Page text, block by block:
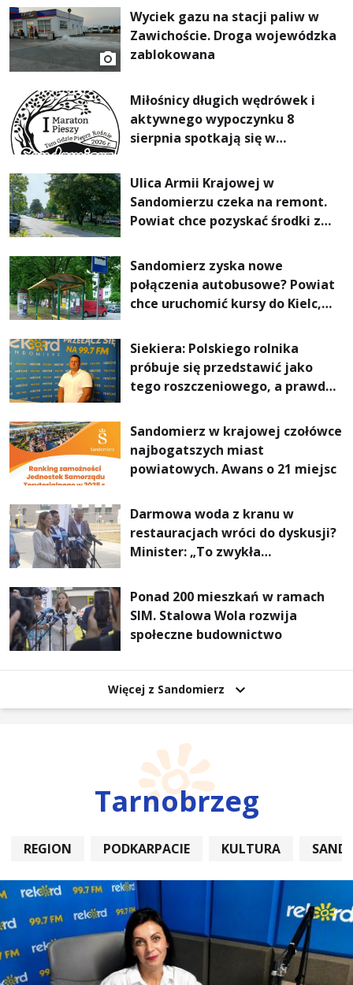
Wyciek gazu na stacji paliw w
Zawichoście. Droga wojewódzka
zablokowana
Miłośnicy długich wędrówek i
aktywnego wypoczynku 8
sierpnia spotkają się w
Pieszym „Tam Gdzie Pieprz
Rośnie”
Ulica Armii Krajowej w
Sandomierzu czeka na remont.
Powiat chce pozyskać środki z
Dróg
Sandomierz zyska nowe
połączenia autobusowe? Powiat
chce uruchomić kursy do Kielc,
Siekiera: Polskiego rolnika
próbuje się przedstawić jako
tego roszczeniowego, a prawda
Sandomierz w krajowej czołówce
najbogatszych miast
powiatowych. Awans o 21 miejsc
Darmowa woda z kranu w
restauracjach wróci do dyskusji?
Minister: „To zwykła
Ponad 200 mieszkań w ramach
SIM. Stalowa Wola rozwija
społeczne budownictwo
Więcej z Sandomierz
Tarnobrzeg
REGION PODKARPACIE KULTURA